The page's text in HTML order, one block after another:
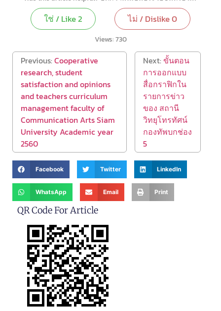
ใช่ / Like2 ไม่ / Dislike0
Views:730
Previous: Cooperative
research, student
satisfaction and opinions
and teachers curriculum
management faculty of
Communication Arts Siam
University Academic year
2560
Next:ขั้นตอน
การออกแบบ
สื่อกราฟิกใน
รายการข่าว
ของ สถานี
วิทยุโทรทัศน์
กองทัพบกช่อง
5
Facebook Twitter LinkedIn
WhatsApp Email Print
QR Code For Article